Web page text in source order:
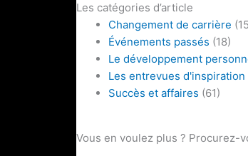
Les catégories d’article
Changement de carrière
Événements passés (18)
Le développement
Les entrevues d'inspiration
Succès et affaires (61)
Vous en voulez plus ? Procurez-